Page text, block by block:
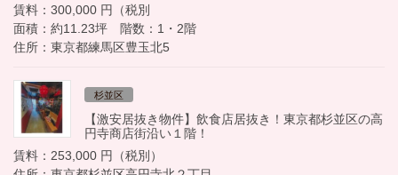
賃料：300,000 円（税別
面積：約11.23坪 階数：1・2階
住所：東京都練馬区豊玉北5
杉並区
【激安居抜き物件】飲食店居抜き！東京都杉並区の高
円寺商店街沿い１階！
賃料：253,000 円（税別）